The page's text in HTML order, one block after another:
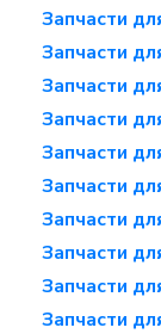
Запчасти
Запчасти
Запчасти
Запчасти
Запчасти
Запчасти
Запчасти
Запчасти
Запчасти
Запчасти